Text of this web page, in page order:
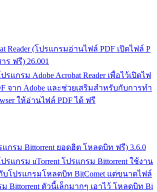
Reader (โปรแกรมอ่านไฟล์ PDF เปิดไฟล์ P
ร ฟรี) 26.001
แกรม Adobe Acrobat Reader เพื่อไว้เปิดไฟ
จาก Adobe และช่วยเสริมสำหรับกับการทำ
ให้อ่านไฟล์ PDF ได้ ฟรี
แกรม Bittorrent ยอดฮิต โหลดบิท ฟรี) 3.6.0
รแกรม uTorrent โปรแกรม Bittorrent ใช้งาน
บโปรแกรมโหลดบิท BitComet แต่ขนาดไฟล์
Bittorrent ตัวนี้เล็กมากๆ เอาไว้ โหลดบิท Bi